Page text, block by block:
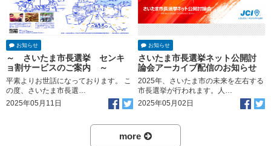
お知らせ
～ さいたま市長選挙 センキ
ョ割サービスのご案内 ～
平素よりお世話になっております。 こ
の度、さいたま市長選…
2025年05月11日
お知らせ
さいたま市長選挙ネット公開討
論会アーカイブ配信のお知らせ
2025年、さいたま市の未来を左右する
市長選挙が行われます。人…
2025年05月02日
more